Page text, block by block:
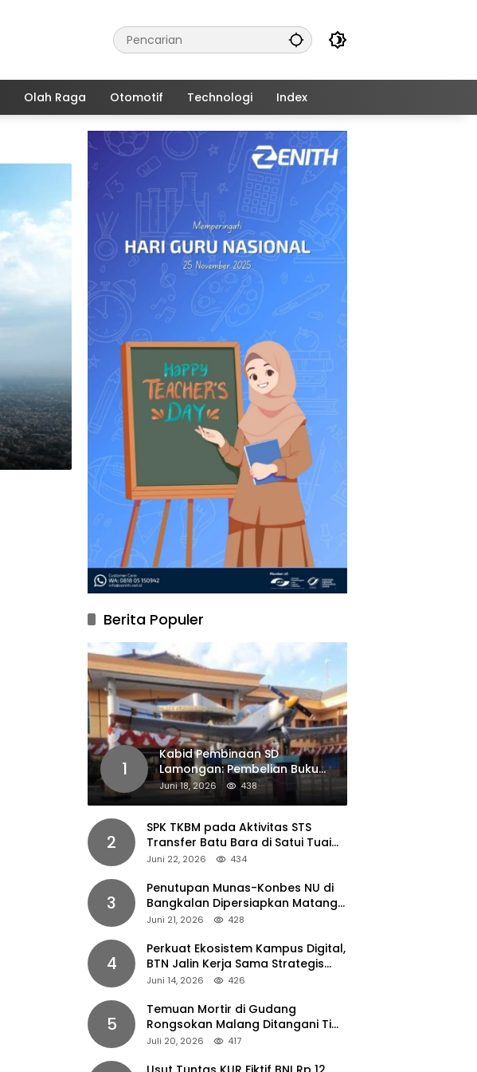
Olah Raga Otomotif Technologi Index
Berita Populer
1
Kabid Pembinaan SD
Lamongan: Pembelian Buku
Pendamping Tidak Boleh
Dipaksakan
Juni 18, 2026 438
2
SPK TKBM pada Aktivitas STS
Transfer Batu Bara di Satui Tuai
Sorotan
Juni 22, 2026 434
3
Penutupan Munas-Konbes NU di
Bangkalan Dipersiapkan Matang,
Gus Ipul Turun Tangan
Juni 21, 2026 428
4
Perkuat Ekosistem Kampus Digital,
BTN Jalin Kerja Sama Strategis
dengan UNAIR
Juni 14, 2026 426
5
Temuan Mortir di Gudang
Rongsokan Malang Ditangani Tim
Gegana Polda Jatim
Juli 20, 2026 417